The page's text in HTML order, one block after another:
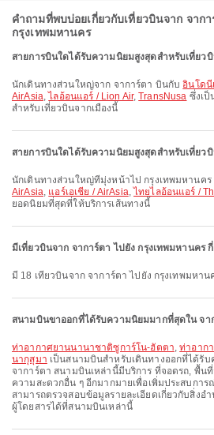
คำถามที่พบบ่อยเกี่ยวกับเที่ยวบินจาก จากา
กรุงเทพมหานคร
สายการบินใดได้รับความนิยมสูงสุดสำหรับเที่ยว
นักเดินทางส่วนใหญ่จาก จาการ์ตา บินกับอินโดนี
AirAsia,ไลอ้อนแอร์ / Lion Air,TransNusa ซึ่งเ
สำหรับเที่ยวบินจากเมืองนี้
สายการบินใดได้รับความนิยมสูงสุดสำหรับเที่ยว
นักเดินทางส่วนใหญ่ที่มุ่งหน้าไป กรุงเทพมหานค
AirAsia, แอร์เอเชีย / AirAsia,ไทยไลอ้อนแอร์ /
ยอดนิยมที่สุดที่ให้บริการเส้นทางนี้
มีเที่ยวบินจาก จาการ์ตา ไปยัง กรุงเทพมหานคร
มี 18 เที่ยวบินจาก จาการ์ตา ไปยัง กรุงเทพมหาน
สนามบินขาออกที่ได้รับความนิยมมากที่สุดใน จา
ท่าอากาศยานนานาชาติซูการ์โน-ฮัตตา,ท่าอาก
นากุสุมา เป็นสนามบินสำหรับเดินทางออกที่ได้รั
จาการ์ตา สนามบินเหล่านี้มีบริการ ที่จอดรถ, พื้น
ความสะดวกอื่น ๆ อีกมากมายเพื่อเพิ่มประสบกา
สามารถตรวจสอบข้อมูลรายละเอียดเกี่ยวกับสิ่งอ
ผู้โดยสารได้ที่สนามบินเหล่านี้